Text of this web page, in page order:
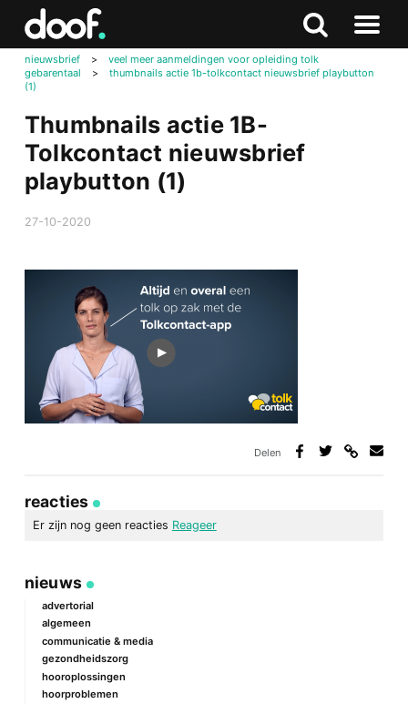
Zoeken
Naar
nieuwsbrief >
veel meer aanmeldingen voor opleiding tolk
gebarentaal
>
thumbnails actie 1b-tolkcontact nieuwsbrief playbutton
(1)
Thumbnails actie 1B-
Tolkcontact nieuwsbrief
playbutton (1)
27-10-2020
Delen
reacties
Er zijn nog geen reacties Reageer
Je e-mailadres wordt niet gepubliceerd.
gemarkeerd met
*
nieuws
advertorial
algemeen
communicatie & media
gezondheidszorg
hooroplossingen
hoorproblemen
Doof.nl
Zoeken
boven